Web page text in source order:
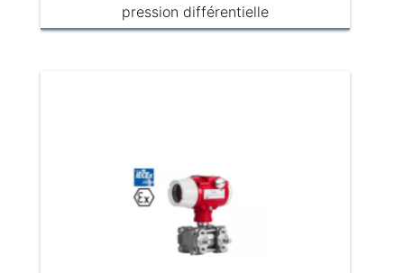
pression différentielle